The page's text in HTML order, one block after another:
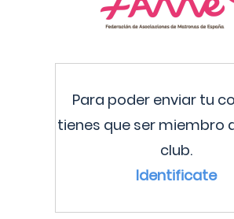
Para poder enviar tu
tienes que ser miembro
club.
Identificate